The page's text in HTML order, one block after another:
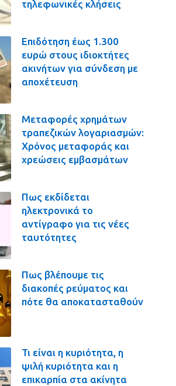
τηλεφωνικές κλήσεις
Επιδότηση έως 1.300
ευρώ στους ιδιοκτήτες
ακινήτων για σύνδεση με
αποχέτευση
Μεταφορές χρημάτων
τραπεζικών λογαριασμών:
Χρόνος μεταφοράς και
χρεώσεις εμβασμάτων
Πως εκδίδεται
ηλεκτρονικά το
αντίγραφο για τις νέες
ταυτότητες
Πως βλέπουμε τις
διακοπές ρεύματος και
πότε θα αποκατασταθούν
Τι είναι η κυριότητα, η
ψιλή κυριότητα και η
επικαρπία στα ακίνητα